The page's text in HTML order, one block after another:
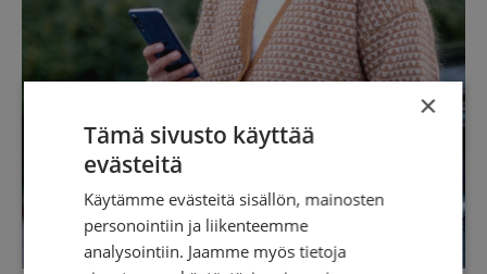
×
Tämä sivusto käyttää
evästeitä
Käytämme evästeitä sisällön, mainosten
personointiin ja liikenteemme
analysointiin. Jaamme myös tietoja